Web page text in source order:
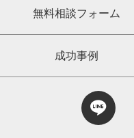
無料相談フォーム
成功事例